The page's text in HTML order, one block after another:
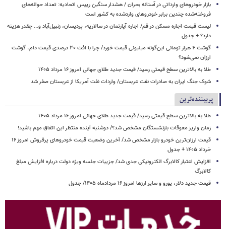
بازار خودروهای وارداتی در آستانه بحران / هشدار سنگین رییس اتحادیه: تعداد حواله‌های
فروخته‌شده چندین برابر خودروهای واردشده به کشور است
لیست قیمت اجاره مسکن در قم/ اجاره آپارتمان در سالاریه، پردیسان، زنبیل‌آباد و... چقدر هزینه
دارد؟ + جدول
گوشت ۴ هزار تومانی این‌گونه میلیونی قیمت خورد/ چرا با افت ۳۰ درصدی قیمت دام، گوشت
ارزان نمی‌شود؟
طلا به بالاترین سطح قیمتی رسید/ قیمت جدید طلای جهانی امروز ۱۶ مرداد ۱۴۰۵
شوک جنگ ایران به صادرات نفت عربستان/ واردات نفت آمریکا از عربستان صفر شد
پربیننده‌ترین
طلا به بالاترین سطح قیمتی رسید/ قیمت جدید طلای جهانی امروز ۱۶ مرداد ۱۴۰۵
زمان واریز معوقات بازنشستگان مشخص شد؟/ دوشنبه آینده منتظر این اتفاق مهم باشید!
قیمت ارزان‌ترین خودرو بازار مشخص شد/ آخرین وضعیت قیمت خودروهای پرفروش امروز ۱۶
خرداد ۱۴۰۵ + جدول
افزایش اعتبار کالابرگ الکترونیکی جدی شد/ جزییات جلسه ویژه دولت درباره افزایش مبلغ
کالابرگ
قیمت جدید دلار، یورو و سایر ارزها امروز ۱۶ مردادماه ۱۴۰۵/ جدول